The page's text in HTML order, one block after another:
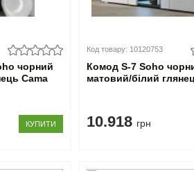
чорний
Cama
КУПИТИ
Код товару: 10120753
Комод S-7 Soho
матовий/білий
10.918 грн